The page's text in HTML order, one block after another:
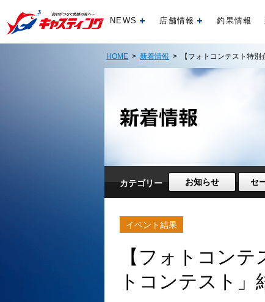
NEWS 開く店舗情報 開く釣果情報
HOME > 新着情報 > 【フォトコンテスト特別
カテゴリー お知らせ セ
イベント結果
【フォトコン
トコンテスト」